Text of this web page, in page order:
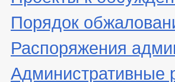
Порядок
Распоряжения
Административные